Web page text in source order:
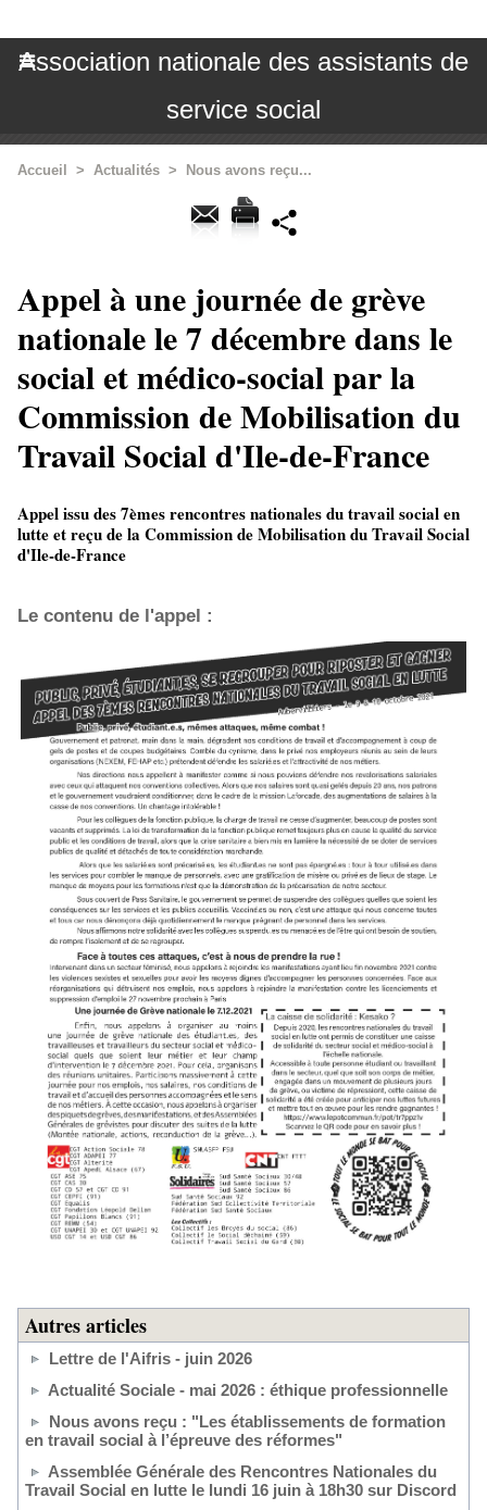
Association nationale des assistants de
service social
Accueil > Actualités > Nous avons reçu...
Appel à une journée de grève
nationale le 7 décembre dans le
social et médico-social par la
Commission de Mobilisation du
Travail Social d'Ile-de-France
Appel issu des 7èmes rencontres nationales du travail social en
lutte et reçu de la Commission de Mobilisation du Travail Social
d'Ile-de-France
Le contenu de l'appel :
Autres articles
Lettre de l'Aifris - juin 2026
Actualité Sociale - mai 2026 : éthique professionnelle
Nous avons reçu : "Les établissements de formation
en travail social à l’épreuve des réformes"
Assemblée Générale des Rencontres Nationales du
Travail Social en lutte le lundi 16 juin à 18h30 sur Discord